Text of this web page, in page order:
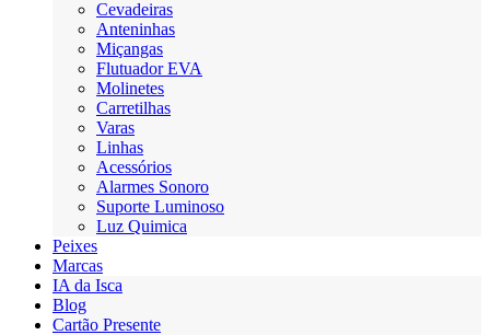
Cevadeiras
Anteninhas
Miçangas
Flutuador EVA
Molinetes
Carretilhas
Varas
Linhas
Acessórios
Alarmes Sonoro
Suporte Luminoso
Luz Quimica
Peixes
Marcas
IA da Isca
Blog
Cartão Presente